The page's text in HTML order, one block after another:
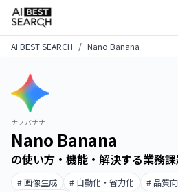
AI BEST SEARCH
Nano Banana
ナノバナナ
Nano Banana
の使い方・機能・解決する業務
# 画像生成
# 自動化・省力化
# 品質